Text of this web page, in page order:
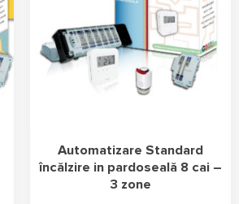
Automatizare Standard
încălzire in pardoseală 8 cai –
3 zone